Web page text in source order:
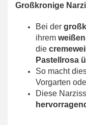
Großkronige
Bei der
ihrem
die
Pastellrosa
So macht
Vorgarten
Diese